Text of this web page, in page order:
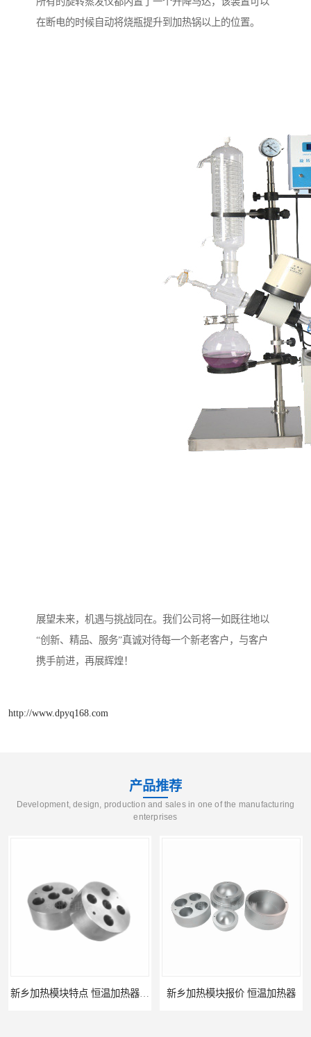
在断电的时候自动将烧瓶提升到加热锅以上的位置。
展望未来，机遇与挑战同在。我们公司将一如既往地以
“创新、精品、服务”真诚对待每一个新老客户，与客户
携手前进，再展辉煌！
http://www.dpyq168.com
产品推荐
Development, design, production and sales in one of the manufacturing
enterprises
新乡加热模块报价 恒温加热器